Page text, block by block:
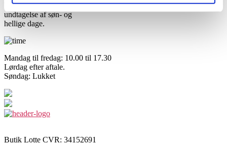
Vi har åbent alle dage med
undtagelse af søn- og
hellige dage.
Mandag til fredag: 10.00 til 17.30
Lørdag efter aftale.
Søndag: Lukket
Butik Lotte CVR: 34152691